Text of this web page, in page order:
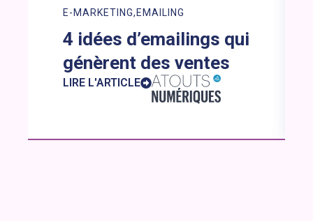
E-MARKETING EMAILING
4 idées d’emailings qui
génèrent des ventes
LIRE L'ARTICLE